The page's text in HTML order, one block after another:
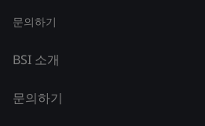
문의하기
BSI 소개
문의하기